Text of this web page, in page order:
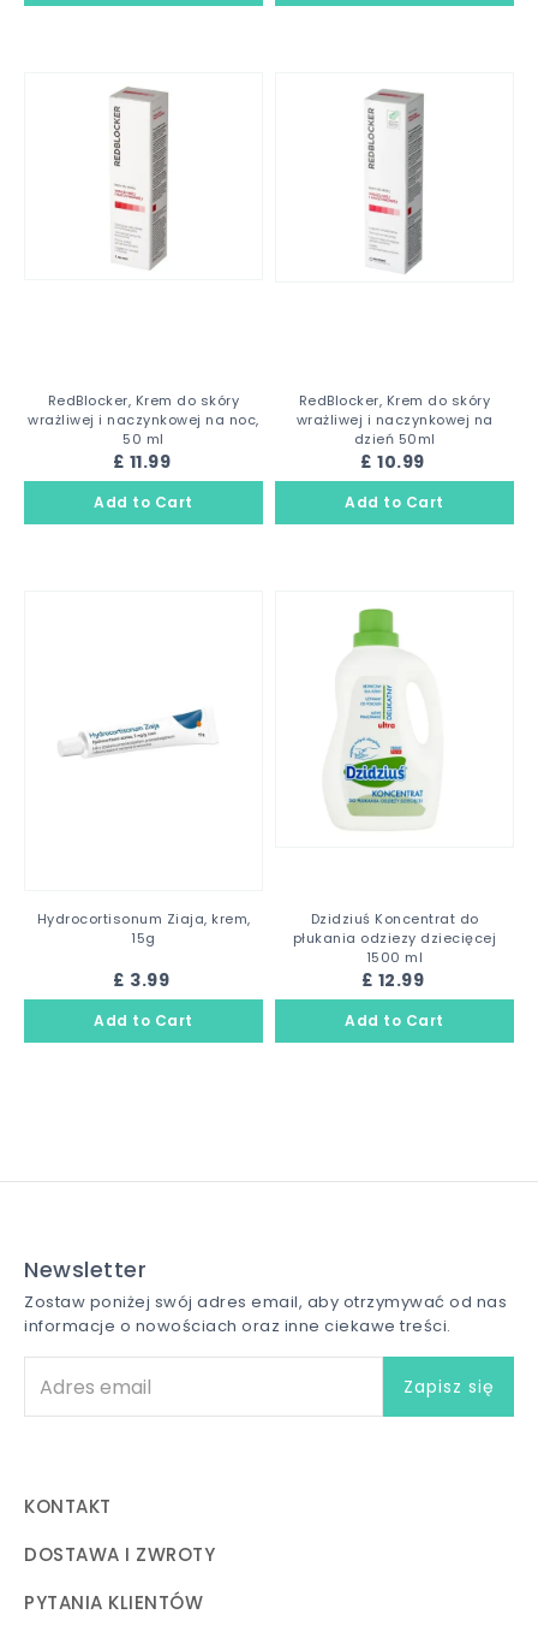
RedBlocker, Krem do skóry
wrażliwej i naczynkowej na noc,
50 ml
£ 11.99
RedBlocker, Krem do skóry
wrażliwej i naczynkowej na
dzień 50ml
£ 10.99
Hydrocortisonum Ziaja, krem,
15g
£ 3.99
Dzidziuś Koncentrat do
płukania odziezy dziecięcej
1500 ml
£ 12.99
Newsletter
Zostaw poniżej swój adres email, aby otrzymywać od nas
informacje o nowościach oraz inne ciekawe treści.
KONTAKT
DOSTAWA I ZWROTY
PYTANIA KLIENTÓW